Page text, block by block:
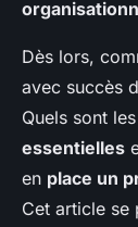
Dès lors,
avec succès
Quels sont les
essentielles
en place un
Cet article se